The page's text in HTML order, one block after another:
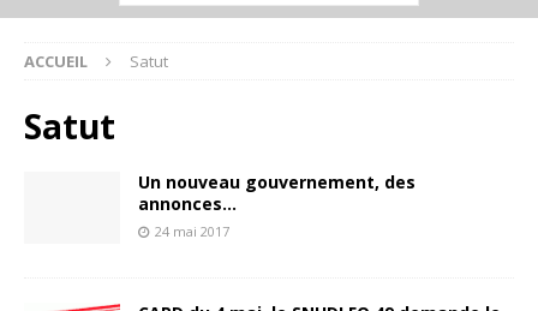
ACCUEIL Satut
Satut
Un nouveau gouvernement, des
annonces…
24 mai 2017